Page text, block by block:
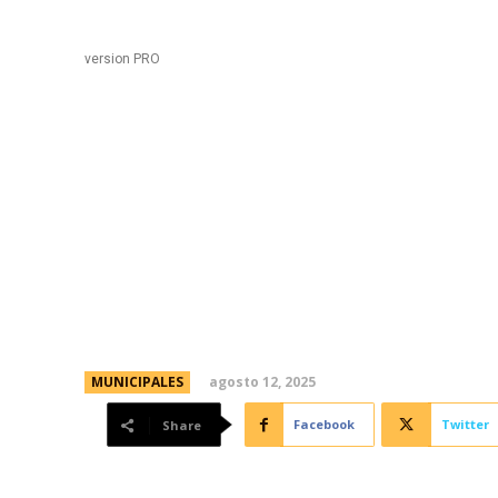
version PRO
MUNICIPALES agosto 12, 2025
Share Facebook Twitter